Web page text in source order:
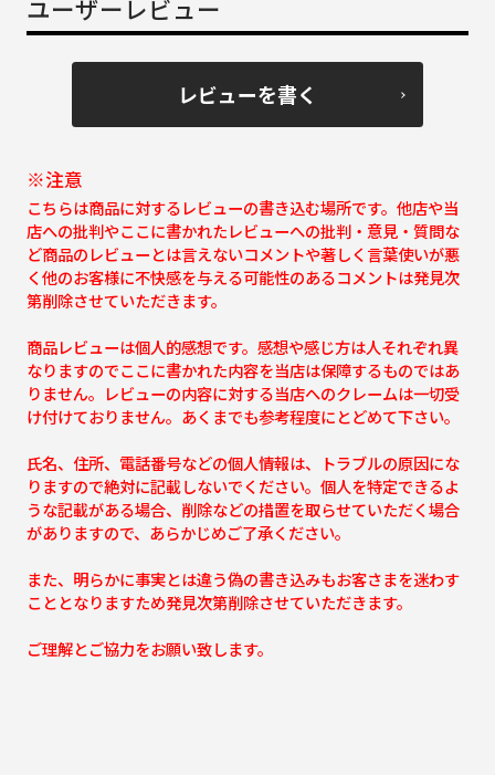
ユーザーレビュー
レビューを書く
※注意
こちらは商品に対するレビューの書き込む場所です。他店や当
店への批判やここに書かれたレビューへの批判・意見・質問な
ど商品のレビューとは言えないコメントや著しく言葉使いが悪
く他のお客様に不快感を与える可能性のあるコメントは発見次
第削除させていただきます。
商品レビューは個人的感想です。感想や感じ方は人それぞれ異
なりますのでここに書かれた内容を当店は保障するものではあ
りません。レビューの内容に対する当店へのクレームは一切受
け付けておりません。あくまでも参考程度にとどめて下さい。
氏名、住所、電話番号などの個人情報は、トラブルの原因にな
りますので絶対に記載しないでください。個人を特定できるよ
うな記載がある場合、削除などの措置を取らせていただく場合
がありますので、あらかじめご了承ください。
また、明らかに事実とは違う偽の書き込みもお客さまを迷わす
こととなりますため発見次第削除させていただきます。
ご理解とご協力をお願い致します。